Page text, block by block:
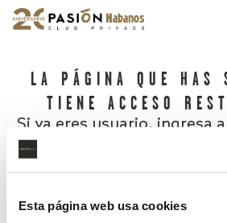
Esta página web usa cookies
LA PÁGINA QUE HAS
TIENE ACCESO
Si ya eres usuario, ingresa